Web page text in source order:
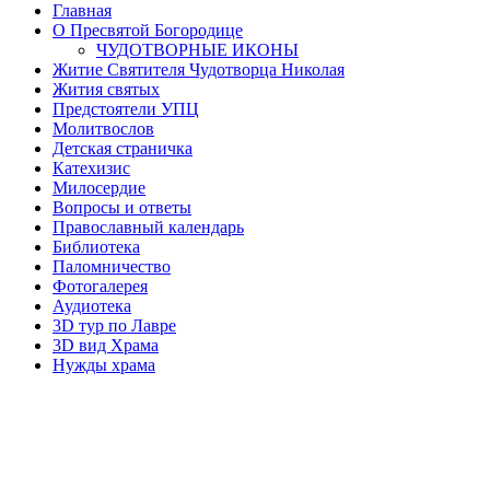
Главная
О Пресвятой Богородице
ЧУДОТВОРНЫЕ ИКОНЫ
Житие Святителя Чудотворца Николая
Жития святых
Предстоятели УПЦ
Молитвослов
Детская страничка
Катехизис
Милосердие
Вопросы и ответы
Православный календарь
Библиотека
Паломничество
Фотогалерея
Аудиотека
3D тур по Лавре
3D вид Храма
Нужды храма